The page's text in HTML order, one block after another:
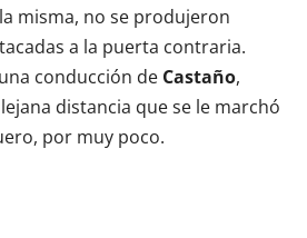
misma, no se produjeron
a la puerta contraria.
conducción de Castaño,
distancia que se le marchó
por muy poco.